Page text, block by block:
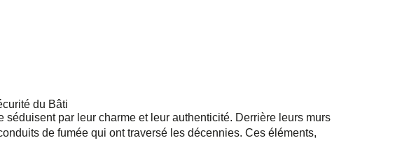
du Bâti
par leur charme et leur authenticité. Derrière leurs murs
de fumée qui ont traversé les décennies. Ces éléments,